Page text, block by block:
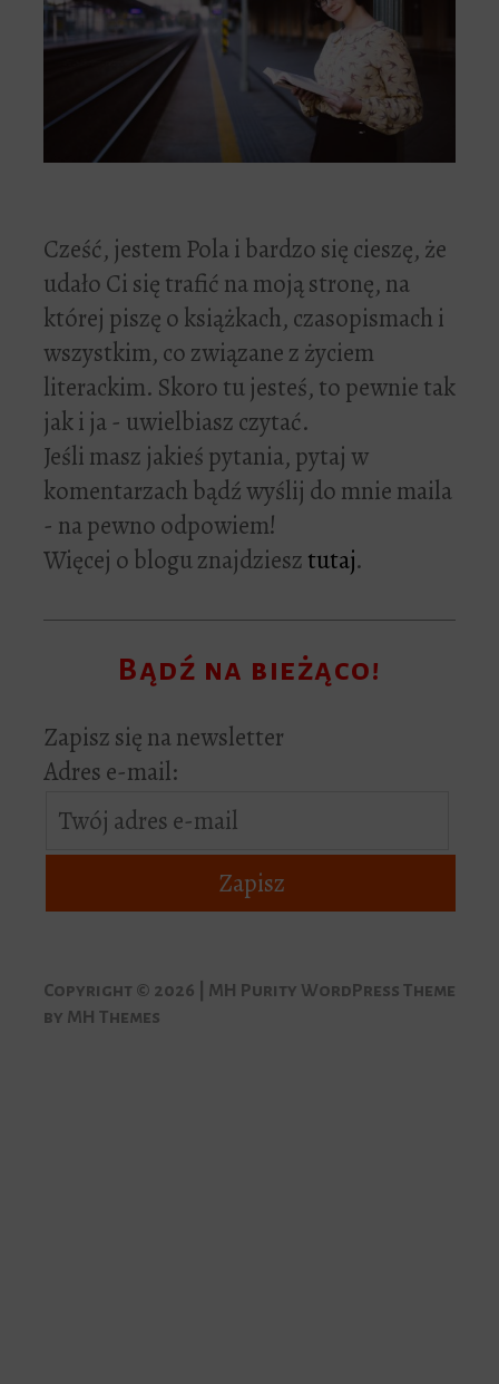
Cześć, jestem Pola i bardzo się cieszę, że
udało Ci się trafić na moją stronę, na
której piszę o książkach, czasopismach i
wszystkim, co związane z życiem
literackim. Skoro tu jesteś, to pewnie tak
jak i ja - uwielbiasz czytać.
Jeśli masz jakieś pytania, pytaj w
komentarzach bądź wyślij do mnie maila
- na pewno odpowiem!
Więcej o blogu znajdziesztutaj.
Bądź na bieżąco!
Zapisz się na newsletter
Adres e-mail:
Copyright © 2026 | MH Purity WordPress Theme
by MH Themes